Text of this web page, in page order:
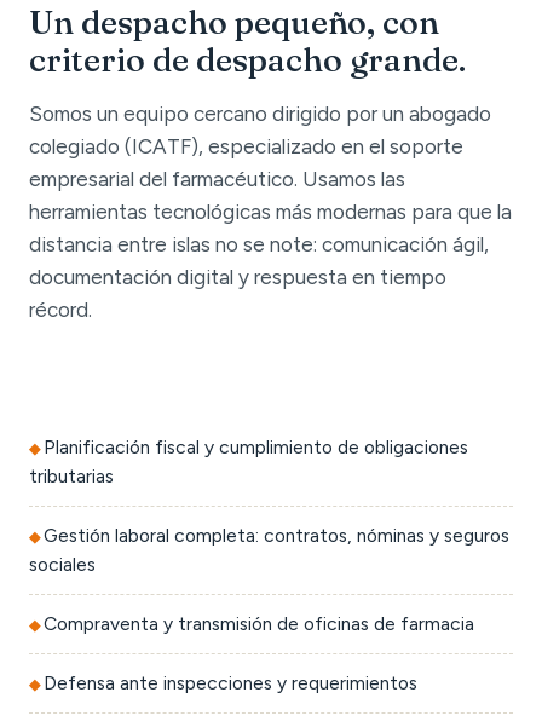
Un despacho pequeño, con
criterio de despacho grande.
Somos un equipo cercano dirigido por un abogado
colegiado (ICATF), especializado en el soporte
empresarial del farmacéutico. Usamos las
herramientas tecnológicas más modernas para que la
distancia entre islas no se note: comunicación ágil,
documentación digital y respuesta en tiempo
récord.
Planificación fiscal y cumplimiento de obligaciones
tributarias
Gestión laboral completa: contratos, nóminas y seguros
sociales
Compraventa y transmisión de oficinas de farmacia
Defensa ante inspecciones y requerimientos